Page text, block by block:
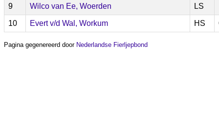
9 Wilco van Ee, Woerden LS
10 Evert v/d Wal, Workum HS
Pagina gegenereerd door Nederlandse Fierljepbond